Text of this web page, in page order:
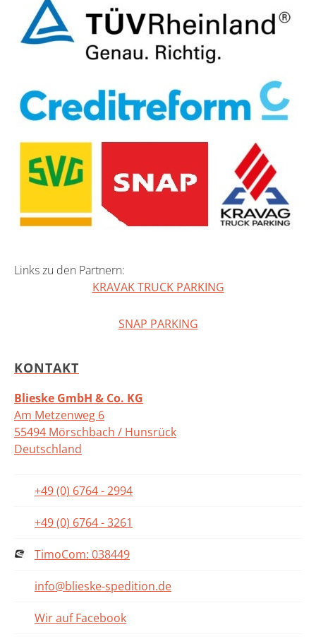
Links zu den Partnern:
KRAVAK TRUCK PARKING
SNAP PARKING
KONTAKT
Blieske GmbH & Co. KG
Am Metzenweg 6
55494 Mörschbach / Hunsrück
Deutschland
+49 (0) 6764 - 2994
+49 (0) 6764 - 3261
TimoCom: 038449
info@blieske-spedition.de
Wir auf Facebook